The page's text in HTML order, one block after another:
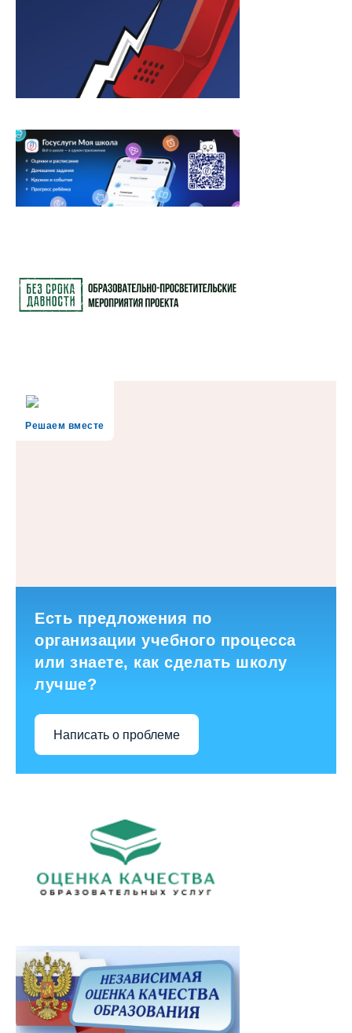
Решаем вместе
Есть предложения по
организации учебного процесса
или знаете, как сделать школу
лучше?
Написать о проблеме